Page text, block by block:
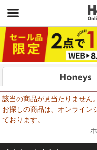
該当の商品が見当たりません。
お探しの商品は、オンライン
ております。